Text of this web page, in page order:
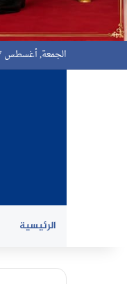
الجمعة, أغسطس 7 2026
الرئيسية